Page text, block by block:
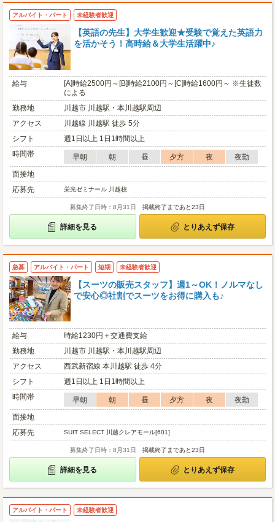
アルバイト・パート 未経験者歓迎
【英語の先生】大学生歓迎★受験で覚えた英語力
を活かそう！高時給＆大学生活躍中♪
給与
[A]時給2500円～[B]時給2100円～[C]時給1600円～ ※生徒数
による
勤務地
川越市 川越駅・本川越駅周辺
アクセス
川越線 川越駅 徒歩 5分
シフト
週1日以上 1日1時間以上
時間帯
早朝 朝 昼 夕方 夜
夜勤
面接地
応募先
栄光ゼミナール 川越校
募集終了日時：8月31日 掲載終了まであと23日
詳細を見る とりあえず保存
急募 アルバイト・パート 短期 未経験者歓迎
【スーツの販売スタッフ】週1～OK！ノルマなし
で安心◎社割でスーツをお得に購入も♪
給与
時給1230円＋交通費支給
勤務地
川越市 川越駅・本川越駅周辺
アクセス
西武新宿線 本川越駅 徒歩 4分
シフト
週1日以上 1日1時間以上
時間帯
早朝 朝 昼 夕方 夜
夜勤
面接地
応募先
SUIT SELECT 川越クレアモール[601]
募集終了日時：8月31日 掲載終了まであと23日
詳細を見る とりあえず保存
アルバイト・パート 未経験者歓迎